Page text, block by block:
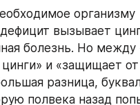
организму
вызывает
болезнь. Но между
и «защищает от
разница,
полвека назад